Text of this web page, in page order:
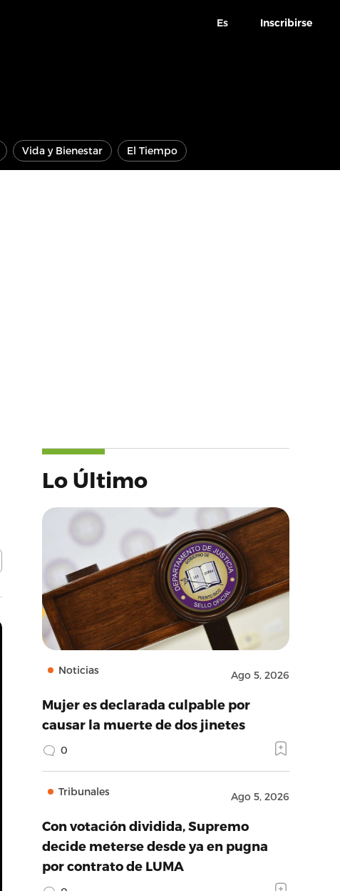
Es Inscribirse
Vida y Bienestar El Tiempo
Lo Último
Noticias Ago 5, 2026
Mujer es declarada culpable por
causar la muerte de dos jinetes
0
Tribunales Ago 5, 2026
Con votación dividida, Supremo
decide meterse desde ya en pugna
por contrato de LUMA